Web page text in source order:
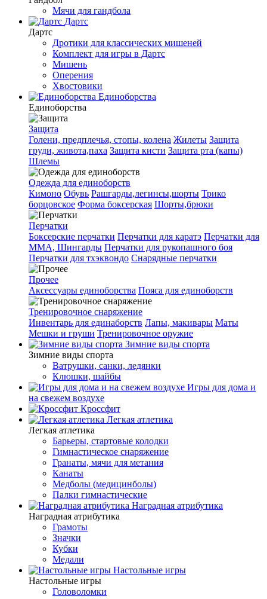
Мячи для гандбола
Дартс
Дартс
Дротики для классических мишеней
Комплект для игры в Дартс
Мишень
Оперения
Хвостовики
Единоборства
Единоборства
Защита
Голени, предплечья, стопы, колена Жилеты Защита
груди, живота,паха Защита кисти Защита рта (капы)
Шлемы
Одежда для единоборств
Кимоно Обувь Рашгарды,легинсы,шорты Трико
борцовское Форма боксерская Шорты,брюки
Перчатки
Боксерские перчатки Перчатки для каратэ Перчатки для
ММА, Шингарды Перчатки для рукопашного боя
Перчатки для тхэквондо Снарядные перчатки
Прочее
Аксессуары единоборства Пояса для единоборств
Тренировочное снаряжение
Инвентарь для единаборств Лапы, макивары Маты
Мешки и груши Тренировочное оружие
Зимние виды спорта
Зимние виды спорта
Ватрушки, санки, ледянки
Клюшки, шайбы
Игры для дома и
на свежем воздухе
Кроссфит
Легкая атлетика
Легкая атлетика
Барьеры, стартовые колодки
Гимнастическое снаряжение
Гранаты, мячи для метания
Канаты
Медболы (медицинболы)
Палки гимнастические
Наградная атрибутика
Наградная атрибутика
Грамоты
Значки
Кубки
Медали
Настольные игры
Настольные игры
Головоломки